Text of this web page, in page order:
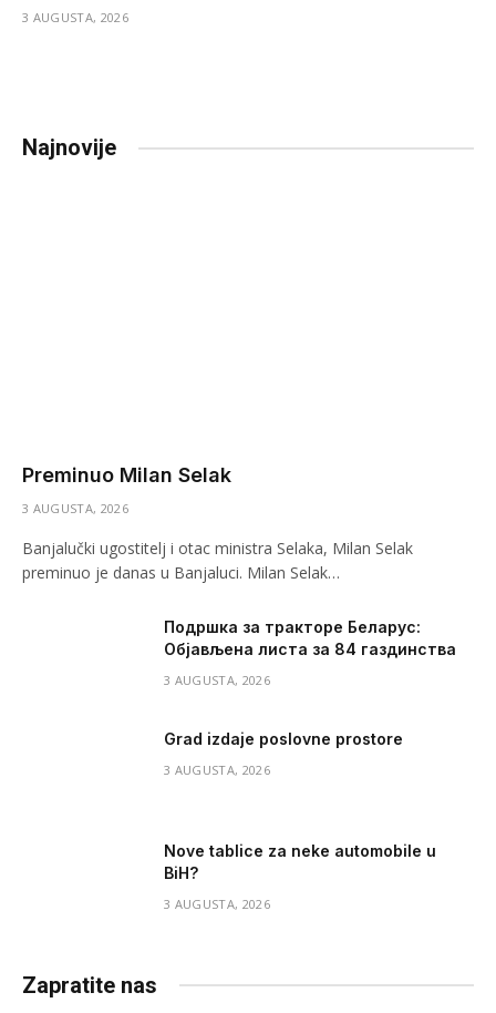
3 AUGUSTA, 2026
Najnovije
Preminuo Milan Selak
3 AUGUSTA, 2026
Banjalučki ugostitelj i otac ministra Selaka, Milan Selak
preminuo je danas u Banjaluci. Milan Selak…
Подршка за тракторе Беларус:
Објављена листа за 84 газдинства
3 AUGUSTA, 2026
Grad izdaje poslovne prostore
3 AUGUSTA, 2026
Nove tablice za neke automobile u
BiH?
3 AUGUSTA, 2026
Zapratite nas